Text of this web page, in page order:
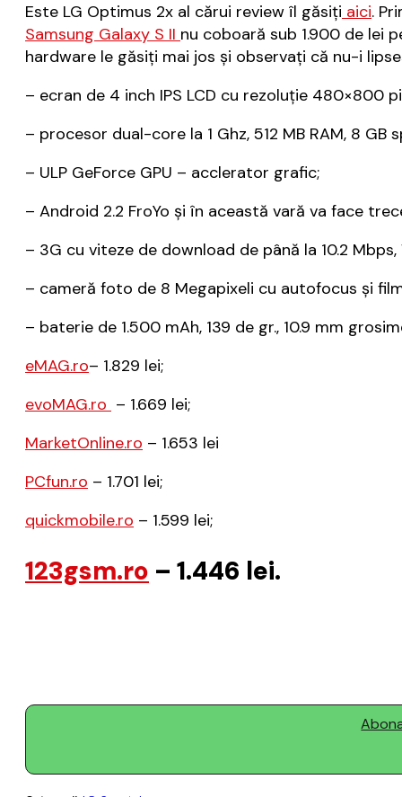
Este LG Optimus 2x al cărui review îl găsiţi aici.
Samsung Galaxy S II nu coboară sub 1.900 de lei
hardware le găsiţi mai jos şi observaţi că nu-i
– ecran de 4 inch IPS LCD cu rezoluţie 480×800
– procesor dual-core la 1 Ghz, 512 MB RAM, 8
– ULP GeForce GPU – acclerator grafic;
– Android 2.2 FroYo şi în această vară va face
– 3G cu viteze de download de până la 10.2 Mbps,
– cameră foto de 8 Megapixeli cu autofocus şi
– baterie de 1.500 mAh, 139 de gr., 10.9 mm
eMAG.ro– 1.829 lei;
evoMAG.ro – 1.669 lei;
MarketOnline.ro – 1.653 lei
PCfun.ro – 1.701 lei;
quickmobile.ro – 1.599 lei;
123gsm.ro – 1.446 lei.